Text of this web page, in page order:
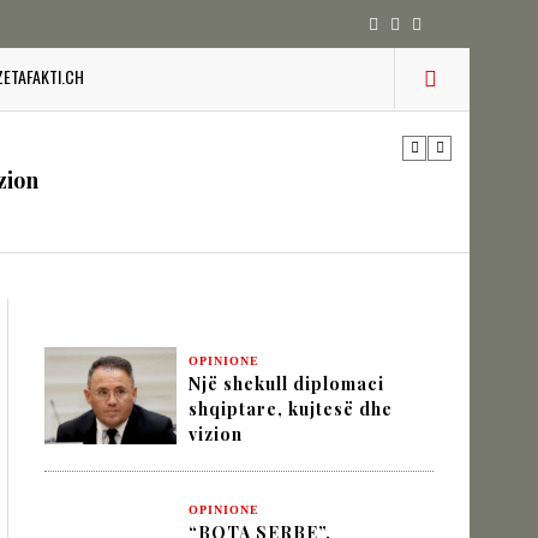
diplomatike e Turqisë
SHQIPTAR
NËPËRMJET INXHINIERISË SË
OPINIONE
Një shekull diplomaci
shqiptare, kujtesë dhe
vizion
OPINIONE
“BOTA SERBE”,